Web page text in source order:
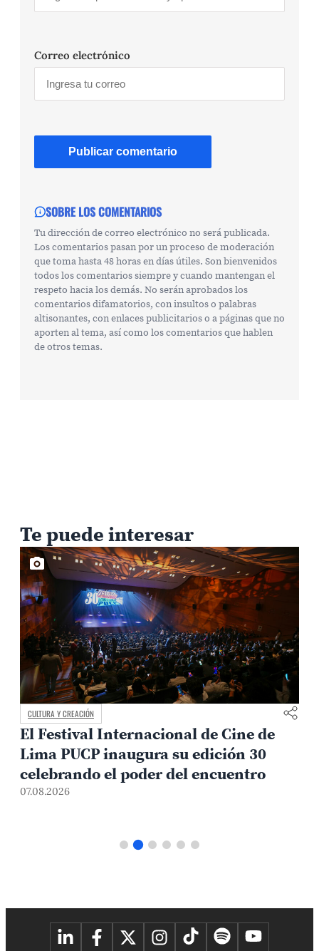
Correo electrónico
SOBRE LOS COMENTARIOS
Tu dirección de correo electrónico no será publicada.
Los comentarios pasan por un proceso de moderación
que toma hasta 48 horas en días útiles. Son bienvenidos
todos los comentarios siempre y cuando mantengan el
respeto hacia los demás. No serán aprobados los
comentarios difamatorios, con insultos o palabras
altisonantes, con enlaces publicitarios o a páginas que no
aporten al tema, así como los comentarios que hablen
de otros temas.
Te puede interesar
CULTURA Y CREACIÓN
El Festival Internacional de Cine de
Lima PUCP inaugura su edición 30
celebrando el poder del encuentro
07.08.2026